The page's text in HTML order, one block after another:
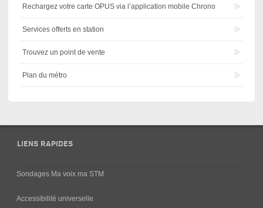
Rechargez votre carte OPUS via l’application mobile Chrono
Services offerts en station
Trouvez un point de vente
Plan du métro
LIENS RAPIDES
Sondages Ma voix ma STM
Accessibilité universelle